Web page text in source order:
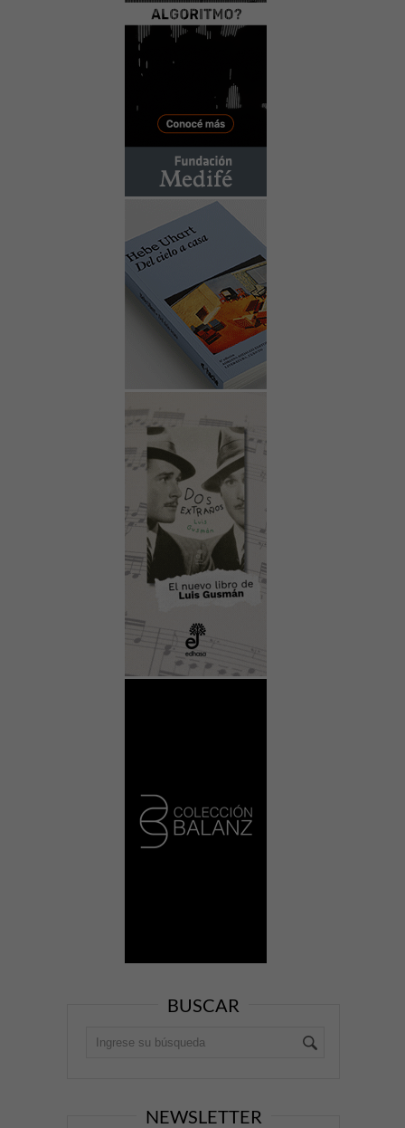
BUSCAR
NEWSLETTER